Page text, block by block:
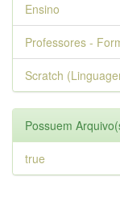
Ensino
Professores -
Scratch
Possuem
true